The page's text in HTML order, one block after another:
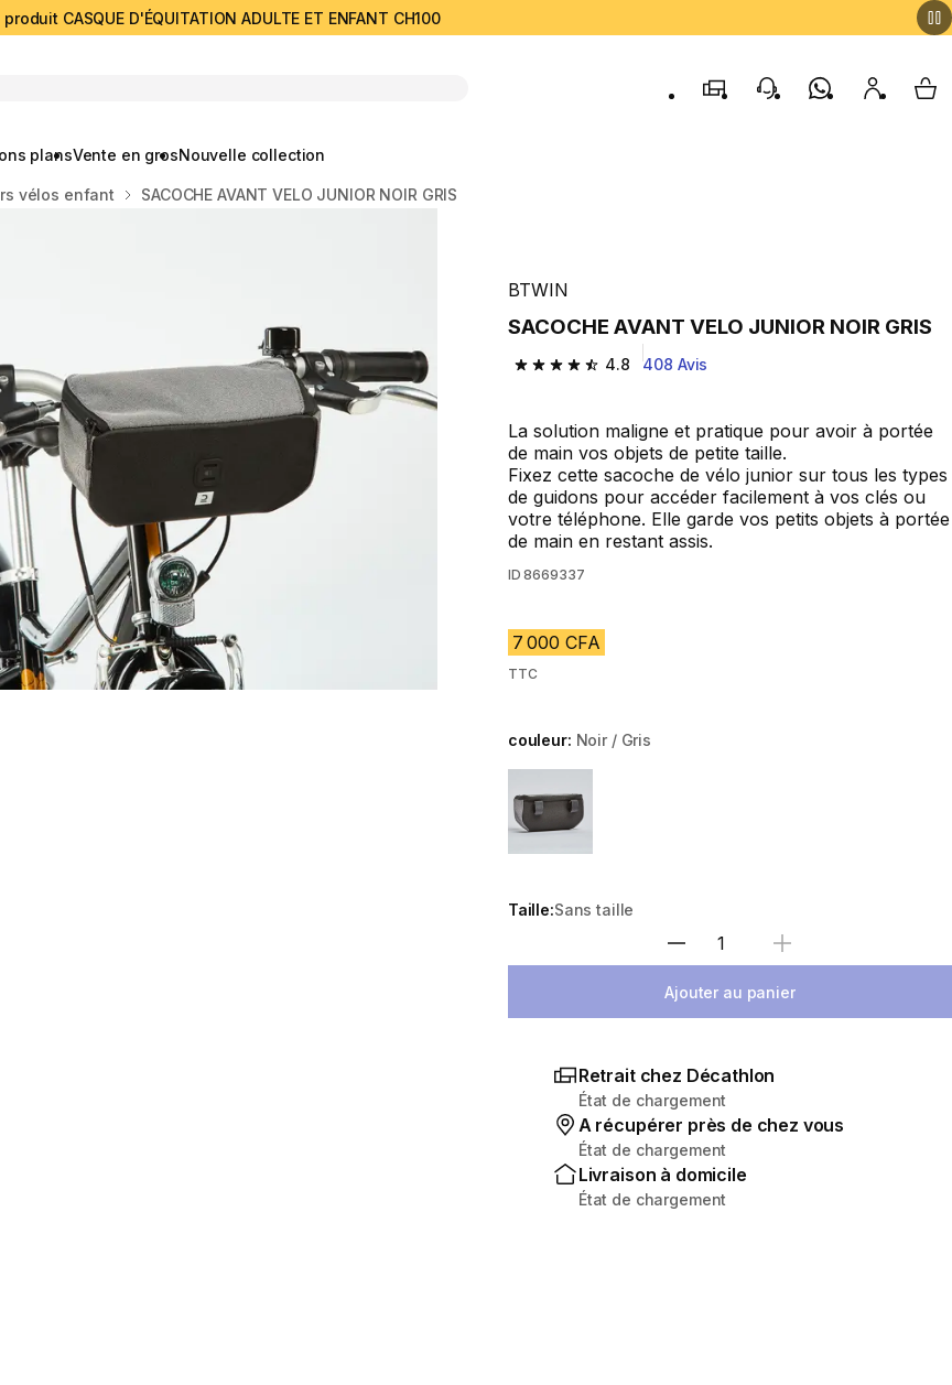
CASQUE D'ÉQUITATION ADULTE ET ENFANT CH100
MagasinscontactWhatsappMy My
plansVente en grosNouvelle collection
vélos enfant SACOCHE AVANT VELO JUNIOR NOIR GRIS
BTWIN
SACOCHE AVANT VELO JUNIOR NOIR GRIS
4.8
4.8 out of 5 stars from 408 reviews
408 Avis
La solution maligne et pratique pour avoir à portée
de main vos objets de petite taille.
Fixez cette sacoche de vélo junior sur tous les types
de guidons pour accéder facilement à vos clés ou
votre téléphone. Elle garde vos petits objets à portée
de main en restant assis.
ID 8669337
7 000 CFA
TTC
couleur: Noir / Gris
Taille:Sans taille
Choisir une quantité
Ajouter au panier
Retrait chez Décathlon
État de chargement
A récupérer près de chez vous
État de chargement
Livraison à domicile
État de chargement